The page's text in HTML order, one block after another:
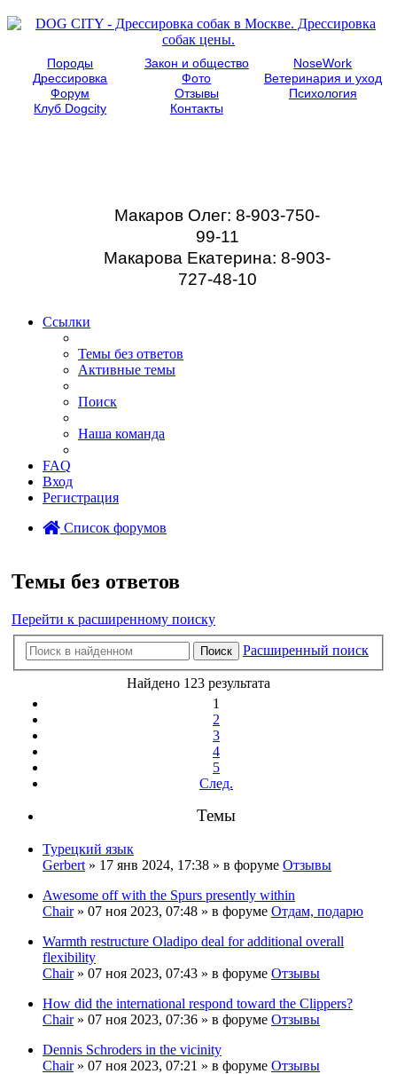
Породы Закон и общество
NoseWork
Дрессировка
Фото
Ветеринария и уход
Форум
Отзывы
Психология
Клуб Dogcity
Контакты
Макаров Олег: 8-903-750-
99-11
Макарова Екатерина: 8-903-
727-48-10
Ссылки
Темы без ответов
Активные темы
Поиск
Наша команда
FAQ
Вход
Регистрация
Список форумов
Темы без ответов
Перейти к расширенному поиску
Поиск Расширенный поиск
Найдено 123 результата
1
2
3
4
5
След.
Темы
Турецкий язык
Gerbert » 17 янв 2024, 17:38 » в форуме Отзывы
Awesome off with the Spurs presently within
Chair» 07 ноя 2023, 07:48 » в форуме Отдам, подарю
Warmth restructure Oladipo deal for additional overall
flexibility
Chair» 07 ноя 2023, 07:43 » в форуме Отзывы
How did the international respond toward the Clippers?
Chair» 07 ноя 2023, 07:36 » в форуме Отзывы
Dennis Schroders in the vicinity
Chair» 07 ноя 2023, 07:21 » в форуме Отзывы